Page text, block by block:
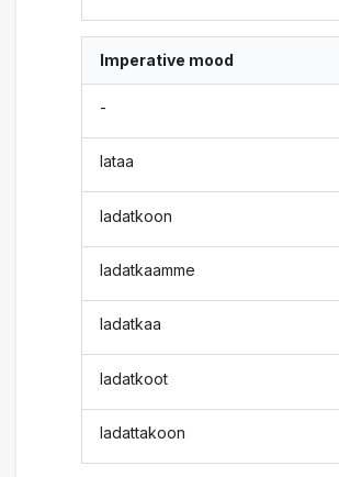
Imperative mood
-
lataa
ladatkoon
ladatkaamme
ladatkaa
ladatkoot
ladattakoon